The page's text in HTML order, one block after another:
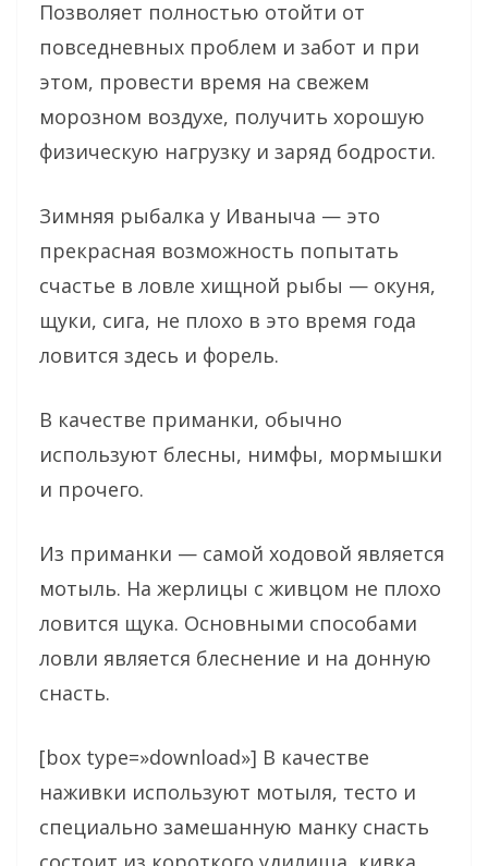
Позволяет полностью отойти от
повседневных проблем и забот и при
этом, провести время на свежем
морозном воздухе, получить хорошую
физическую нагрузку и заряд бодрости.
Зимняя рыбалка у Иваныча — это
прекрасная возможность попытать
счастье в ловле хищной рыбы — окуня,
щуки, сига, не плохо в это время года
ловится здесь и форель.
В качестве приманки, обычно
используют блесны, нимфы, мормышки
и прочего.
Из приманки — самой ходовой является
мотыль. На жерлицы с живцом не плохо
ловится щука. Основными способами
ловли является блеснение и на донную
снасть.
[box type=»download»] В качестве
наживки используют мотыля, тесто и
специально замешанную манку снасть